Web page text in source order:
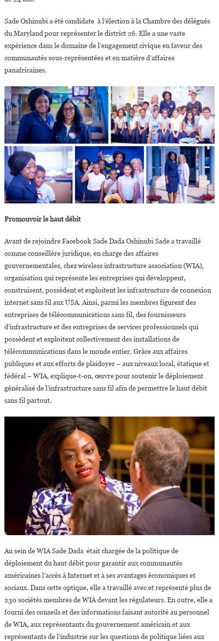
Sade Oshinubi a été candidate à l’élection à la Chambre des délégués
du Maryland pour représenter le district 26. Elle a une vaste
expérience dans le domaine de l’engagement civique en faveur des
communautés sous-représentées et en matière d’affaires
panafricaines.
Promouvoir le haut débit
Avant de rejoindre Facebook Sade Dada Oshinubi Sade a travaillé
comme conseillère juridique, en charge des affaires
gouvernementales, chez wireless infrastructure association (WIA),
organisation qui représente les entreprises qui développent,
construisent, possèdent et exploitent les infrastructure de connexion
internet sans fil aux USA. Ainsi, parmi les membres figurent des
entreprises de télécommunications sans fil, des fournisseurs
d’infrastructure et des entreprises de services professionnels qui
possèdent et exploitent collectivement des installations de
télécommunications dans le monde entier. Grâce aux affaires
publiques et aux efforts de plaidoyer – aux niveaux local, étatique et
fédéral – WIA, explique-t-on, œuvre pour soutenir le déploiement
généralisé de l’infrastructure sans fil afin de permettre le haut débit
sans fil partout.
Au sein de WIA Sade Dada était chargée de la politique de
déploiement du haut débit pour garantir aux communautés
américaines l’accès à Internet et à ses avantages économiques et
sociaux. Dans cette optique, elle a travaillé avec et représenté plus de
230 sociétés membres de WIA devant les régulateurs. En outre, elle a
fourni des conseils et des informations faisant autorité au personnel
de WIA, aux représentants du gouvernement américain et aux
représentants de l’industrie sur les questions de politique liées aux